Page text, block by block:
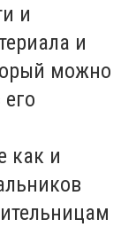
и
и
можно
как и